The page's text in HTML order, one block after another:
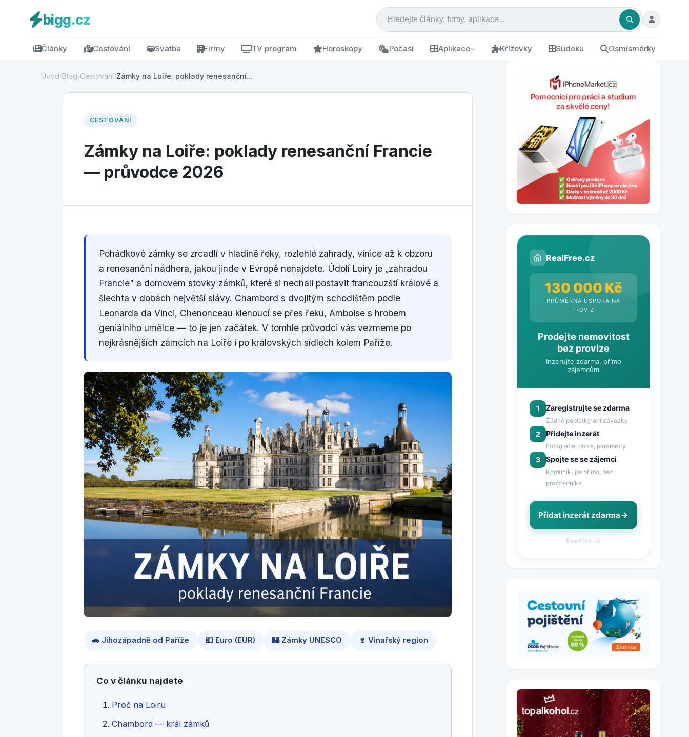
bigg.cz
Články Cestování Svatba Firmy TV program Horoskopy Počasí Aplikace Křížovky Sudoku Osmisměrky
Úvod Blog Cestování Zámky na Loiře: poklady renesanční...
CESTOVÁNÍ
Zámky na Loiře: poklady renesanční Francie
— průvodce 2026
Pohádkové zámky se zrcadlí v hladině řeky, rozlehlé zahrady, vinice až k obzoru
a renesanční nádhera, jakou jinde v Evropě nenajdete. Údolí Loiry je „zahradou
Francie" a domovem stovky zámků, které si nechali postavit francouzští králové a
šlechta v dobách největší slávy. Chambord s dvojitým schodištěm podle
Leonarda da Vinci, Chenonceau klenoucí se přes řeku, Amboise s hrobem
geniálního umělce — to je jen začátek. V tomhle průvodci vás vezmeme po
nejkrásnějších zámcích na Loiře i po královských sídlech kolem Paříže.
🚗 Jihozápadně od Paříže 💶 Euro (EUR) 🏰 Zámky UNESCO 🍷 Vinařský region
Co v článku najdete
Proč na Loiru
Chambord — král zámků
RealFree.cz
130 000 Kč
PRŮMĚRNÁ ÚSPORA NA
PROVIZI
Prodejte nemovitost
bez provize
Inzerujte zdarma, přímo
zájemcům
1 Zaregistrujte se zdarma
Žádné poplatky ani závazky
2 Přidejte inzerát
Fotografie, popis, parametry
3 Spojte se se zájemci
Komunikujte přímo, bez
prostředníka
Přidat inzerát zdarma
RealFree.cz